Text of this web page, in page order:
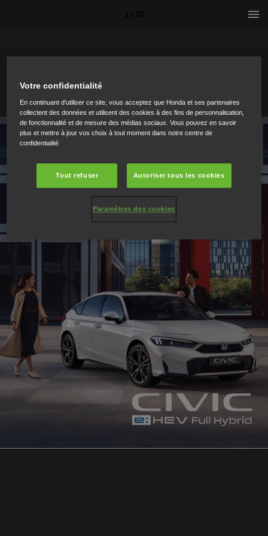
Votre confidentialité
En continuant d'utiliser ce site, vous acceptez que Honda et ses partenaires
collectent des données et utilisent des cookies à des fins de personnalisation,
de fonctionnalité et de mesure des médias sociaux. Vous pouvez en savoir
plus et mettre à jour vos choix à tout moment dans notre centre de
confidentialité
Tout refuser Autoriser tous les cookies
Paramètres des cookies